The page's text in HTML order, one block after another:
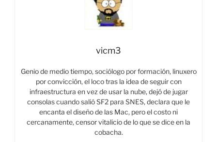
vicm3
Genio de medio tiempo, sociólogo por formación, linuxero
por convicción, el loco tras la idea de seguir con
infraestructura en vez de usar la nube, dejó de jugar
consolas cuando salió SF2 para SNES, declara que le
encanta el diseño de las Mac, pero el costo ni
cercanamente, censor vitalicio de lo que se dice en la
cobacha.